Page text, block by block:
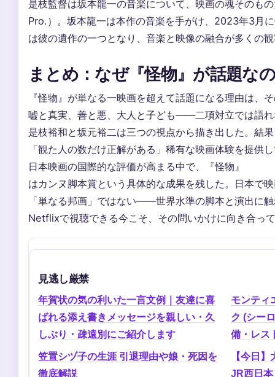
是枝監督は坂本龍一の音楽について、映画の魂そのも
Pro.）。坂本龍一は本作の音楽を手がけ、2023年3月
は彼の遺作の一つとなり、音楽と映像の融合が多くの
まとめ：なぜ『怪物』が話題な
『怪物』が単なる一映画を超えて話題になる理由は、
嘘と真実、善と悪、大人と子ども——二項対立では語
是枝裕和と坂元裕二は三つの視点から描き出した。結
「観た人の数だけ正解がある」稀有な映画体験を提供
日本映画の国際的な評価が高まる中で、『怪物』
はカンヌ脚本賞という具体的な成果を残した。日本で
「単なる邦画」ではない——世界水準の脚本と演出に
Netflixで視聴できる今こそ、その問いかけに向き合っ
見逃し厳禁
年賀状の気の利いた一言文例｜友達に喜
ばれる添え書きメッセージを親しい・久
しぶり・疎遠別にご紹介します
モンティ
ク (シー
備・レス
笠置シヅ子の生涯 引退理由や娘・死因を
徹底解説
【今日
JR西日本